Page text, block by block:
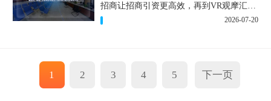
招商让招商引资更高效，再到VR观摩汇报
让政务成果更直观，酷雷曼VR政务解决方
案，解锁政务服务新体验，让服务从“看得
2026-07-20
1 2 3 4 5 下一页